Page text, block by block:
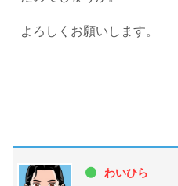
よろしくお願いします。
わいひら